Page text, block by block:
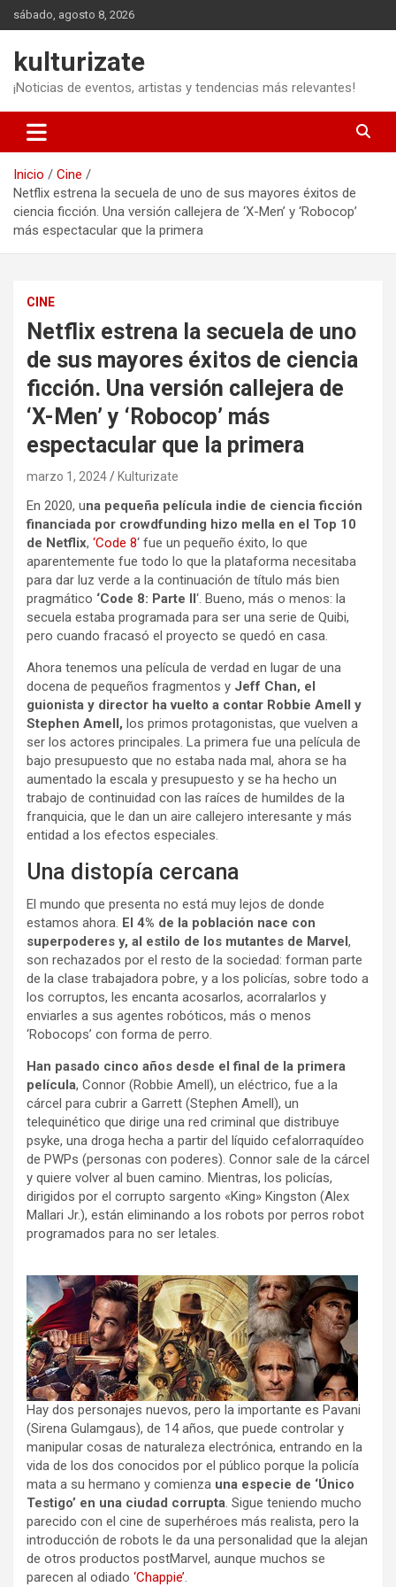
Saltar
al
sábado, agosto 8, 2026
kulturizate
¡Noticias de eventos, artistas y tendencias más relevantes!
Inicio
Cine
Netflix estrena la secuela de uno de sus mayores éxitos de
ciencia ficción. Una versión callejera de ‘X-Men’ y ‘Robocop’
más espectacular que la primera
CINE
Netflix estrena la secuela de uno
de sus mayores éxitos de ciencia
ficción. Una versión callejera de
‘X-Men’ y ‘Robocop’ más
espectacular que la primera
marzo 1, 2024 Kulturizate
En 2020, una pequeña película indie de ciencia ficción
financiada por crowdfunding hizo mella en el Top 10
de Netflix, ‘Code 8‘ fue un pequeño éxito, lo que
aparentemente fue todo lo que la plataforma necesitaba
para dar luz verde a la continuación de título más bien
pragmático ‘Code 8: Parte II‘. Bueno, más o menos: la
secuela estaba programada para ser una serie de Quibi,
pero cuando fracasó el proyecto se quedó en casa.
Ahora tenemos una película de verdad en lugar de una
docena de pequeños fragmentos y Jeff Chan, el
guionista y director ha vuelto a contar Robbie Amell y
Stephen Amell, los primos protagonistas, que vuelven a
ser los actores principales. La primera fue una película de
bajo presupuesto que no estaba nada mal, ahora se ha
aumentado la escala y presupuesto y se ha hecho un
trabajo de continuidad con las raíces de humildes de la
franquicia, que le dan un aire callejero interesante y más
entidad a los efectos especiales.
Una distopía cercana
El mundo que presenta no está muy lejos de donde
estamos ahora. El 4% de la población nace con
superpoderes y, al estilo de los mutantes de Marvel,
son rechazados por el resto de la sociedad: forman parte
de la clase trabajadora pobre, y a los policías, sobre todo a
los corruptos, les encanta acosarlos, acorralarlos y
enviarles a sus agentes robóticos, más o menos
‘Robocops’ con forma de perro.
Han pasado cinco años desde el final de la primera
película, Connor (Robbie Amell), un eléctrico, fue a la
cárcel para cubrir a Garrett (Stephen Amell), un
telequinético que dirige una red criminal que distribuye
psyke, una droga hecha a partir del líquido cefalorraquídeo
de PWPs (personas con poderes). Connor sale de la cárcel
y quiere volver al buen camino. Mientras, los policías,
dirigidos por el corrupto sargento «King» Kingston (Alex
Mallari Jr.), están eliminando a los robots por perros robot
programados para no ser letales.
Hay dos personajes nuevos, pero la importante es Pavani
(Sirena Gulamgaus), de 14 años, que puede controlar y
manipular cosas de naturaleza electrónica, entrando en la
vida de los dos conocidos por el público porque la policía
mata a su hermano y comienza una especie de ‘Único
Testigo’ en una ciudad corrupta. Sigue teniendo mucho
parecido con el cine de superhéroes más realista, pero la
introducción de robots le da una personalidad que la alejan
de otros productos postMarvel, aunque muchos se
parecen al odiado ‘Chappie’.